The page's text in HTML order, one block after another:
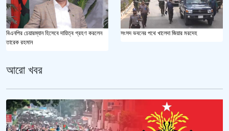
বিএনপির চেয়ারম্যান হিসেবে দায়িত্ব গ্রহণ করলেন
তারেক রহমান
সংসদ ভবনের পথে খালেদা জিয়ার মরদেহ
আরো খবর